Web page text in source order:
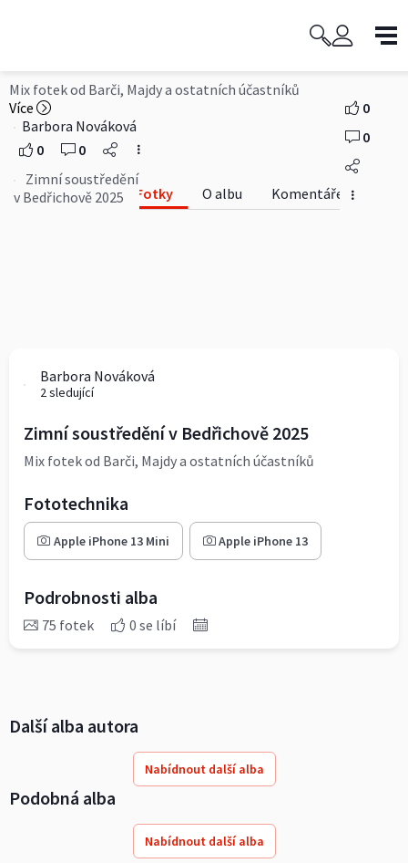
Zimní soustředění v Bedřichově
Mix fotek od Barči, Majdy a ostatních účastníků
Více
Barbora Nováková
0
0
Zimní soustředění
v Bedřichově 2025
Fotky O albu Komentáře
0
0
Barbora Nováková
2 sledující
Zimní soustředění v Bedřichově 2025
Mix fotek od Barči, Majdy a ostatních účastníků
Fototechnika
Apple iPhone 13 Mini Apple iPhone 13
Podrobnosti alba
75 fotek 0 se líbí
Další alba autora
Nabídnout další alba
Podobná alba
Nabídnout další alba